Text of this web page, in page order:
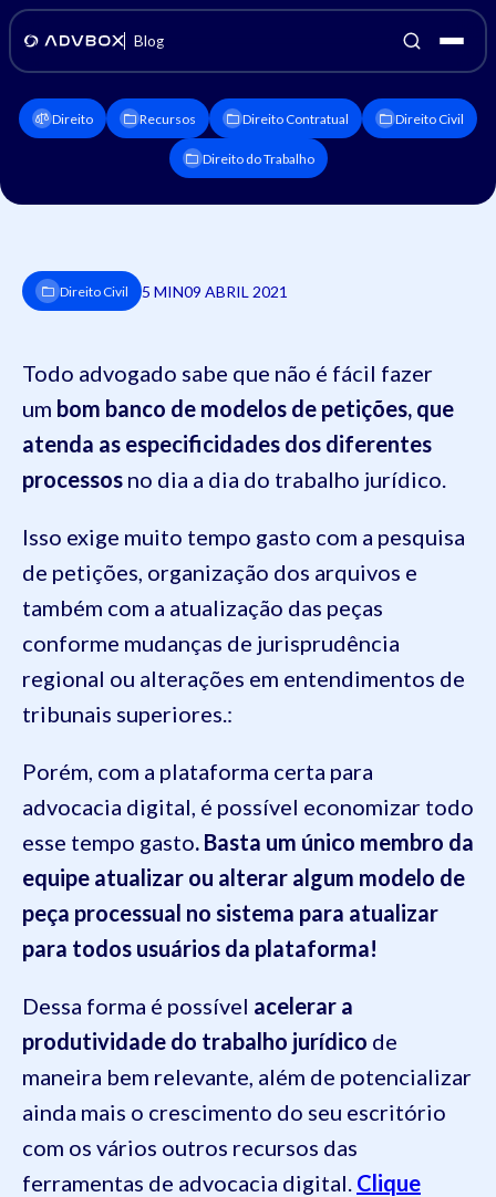
Blog
Direito Recursos Direito Contratual Direito Civil
Direito do Trabalho
Direito Civil 5 MIN09 ABRIL 2021
Todo advogado sabe que não é fácil fazer
um bom banco de modelos de petições, que
atenda as especificidades dos diferentes
processos no dia a dia do trabalho jurídico.
Isso exige muito tempo gasto com a pesquisa
de petições, organização dos arquivos e
também com a atualização das peças
conforme mudanças de jurisprudência
regional ou alterações em entendimentos de
tribunais superiores.:
Porém, com a plataforma certa para
advocacia digital, é possível economizar todo
esse tempo gasto. Basta um único membro da
equipe atualizar ou alterar algum modelo de
peça processual no sistema para atualizar
para todos usuários da plataforma!
Dessa forma é possível acelerar a
produtividade do trabalho jurídico de
maneira bem relevante, além de potencializar
ainda mais o crescimento do seu escritório
com os vários outros recursos das
ferramentas de advocacia digital. Clique